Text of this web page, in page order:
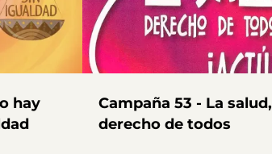
hay
Campaña 53 - La salud,
derecho de todos